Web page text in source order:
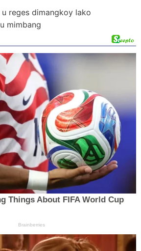
u reges dimangkoy lako
mimbang